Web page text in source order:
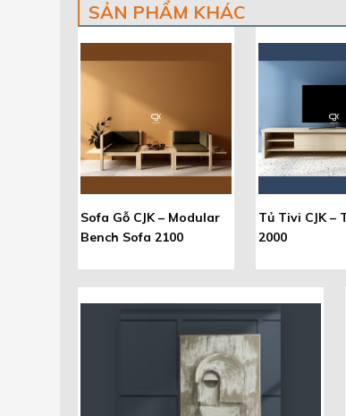
SẢN PHẨM KHÁC
Sofa Gỗ CJK – Modular
Bench Sofa 2100
Tủ Tivi CJK –
2000